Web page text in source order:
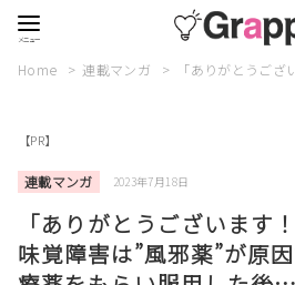
Home 連載マンガ 「ありがとうご
【PR】
連載マンガ 2023年7月18日
「ありがとうございます
味覚障害は”風邪薬”が原